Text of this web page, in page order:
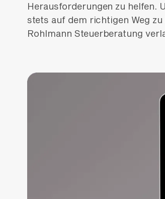
Herausforderungen zu helfen.
stets auf dem richtigen Weg
Rohlmann Steuerberatung